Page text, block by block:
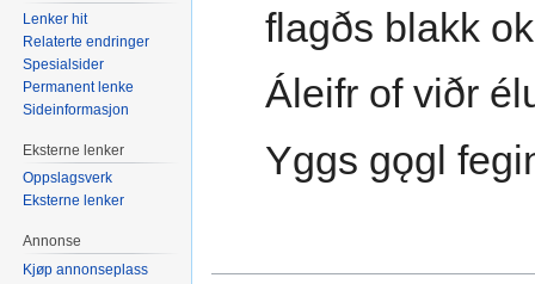
flagðs blakk
Áleifr of viðr
Yggs gǫgl
Lenker hit
Relaterte endringer
Spesialsider
Permanent lenke
Sideinformasjon
Eksterne lenker
Oppslagsverk
Eksterne lenker
Annonse
Kjøp annonseplass